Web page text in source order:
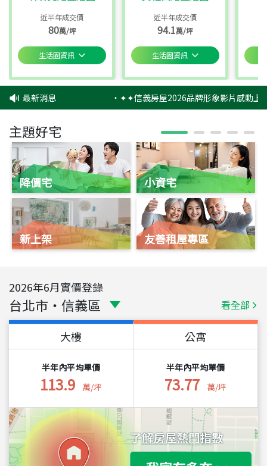
近半年成交價
80萬/坪
生活圈資訊
近半年成交價
94.1萬/坪
生活圈資訊
最新消息 ‧✦✦信義房屋2026品牌形象影片感動上
主題好宅
降價宅
新上架
小資宅
友善租屋專區
2026年6月實價登錄
台北市 ・ 信義區 看全部
大樓
半年內平均單價
113.9 萬/坪
公寓
半年內平均單價
73.77 萬/坪